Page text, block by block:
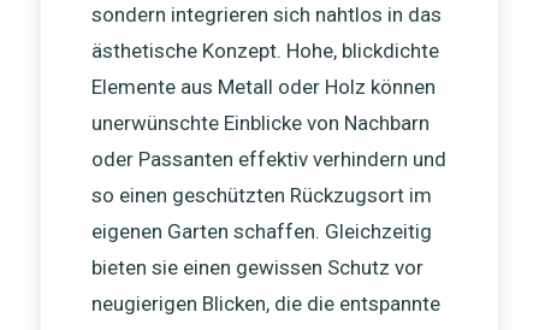
sondern integrieren sich nahtlos in das
ästhetische Konzept. Hohe, blickdichte
Elemente aus Metall oder Holz können
unerwünschte Einblicke von Nachbarn
oder Passanten effektiv verhindern und
so einen geschützten Rückzugsort im
eigenen Garten schaffen. Gleichzeitig
bieten sie einen gewissen Schutz vor
neugierigen Blicken, die die entspannte